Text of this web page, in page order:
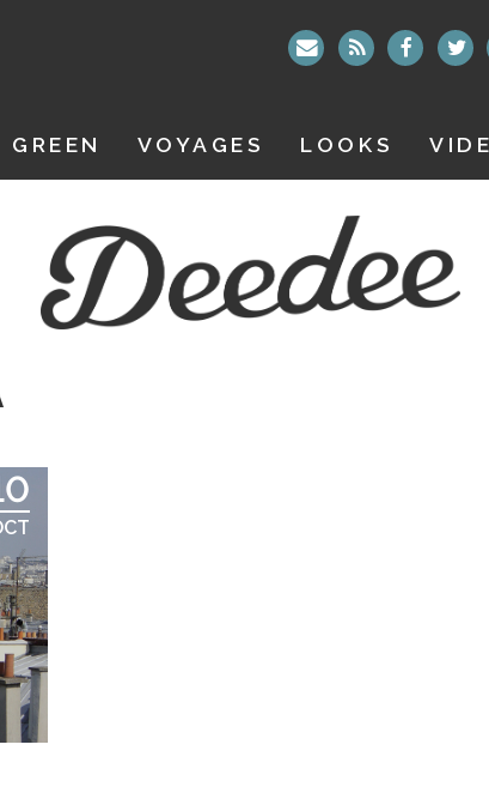
GREEN VOYAGES LOOKS